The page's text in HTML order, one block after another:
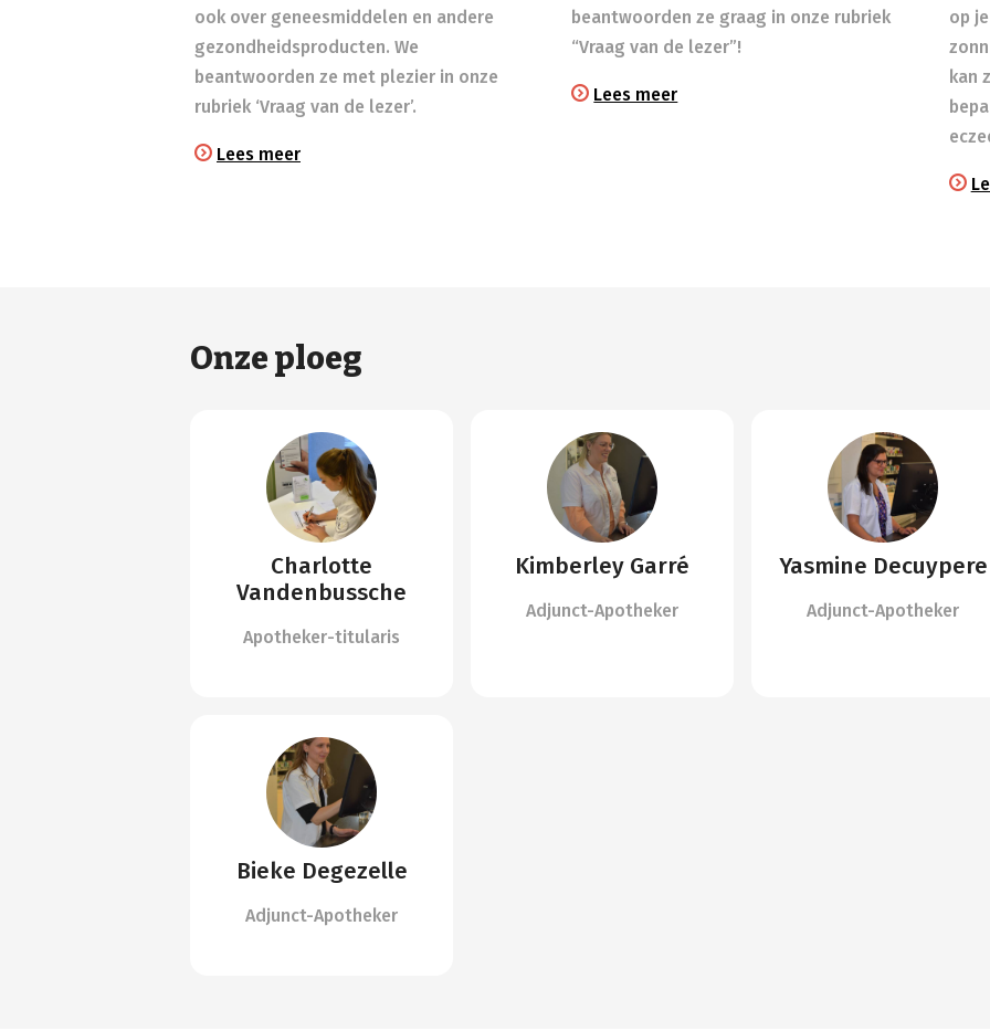
ook over geneesmiddelen en andere
gezondheidsproducten. We
beantwoorden ze met plezier in onze
rubriek ‘Vraag van de lezer’.
Lees meer
beantwoorden ze graag in onze rubriek
“Vraag van de lezer”!
Lees meer
op
kan
Onze ploeg
Charlotte
Vandenbussche
Apotheker-titularis
Kimberley Garré
Adjunct-Apotheker
Yasmine Decuypere
Adjunct-Apotheker
Bieke Degezelle
Adjunct-Apotheker